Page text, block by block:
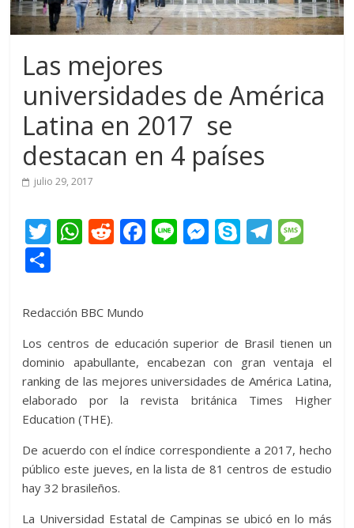
Las mejores
universidades de América
Latina en 2017 se
destacan en 4 países
julio 29, 2017
T
er
W
s
A
p
p
R
di
t
F
o
o
k
Li M
n
g
er
S
e
T
a
m
g
e
m
p
ar
ti
r
Redacción BBC Mundo
Los centros de educación superior de Brasil tienen un
dominio apabullante, encabezan con gran ventaja el
ranking de las mejores universidades de América Latina,
elaborado por la revista británica Times Higher
Education (THE).
De acuerdo con el índice correspondiente a 2017, hecho
público este jueves, en la lista de 81 centros de estudio
hay 32 brasileños.
La Universidad Estatal de Campinas se ubicó en lo más